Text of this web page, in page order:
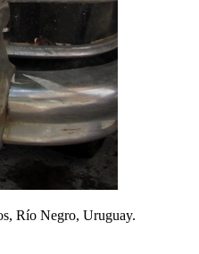
Río Negro, Uruguay.